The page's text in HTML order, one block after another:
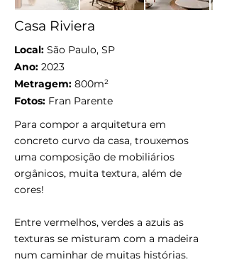
Casa Riviera
Local: São Paulo, SP
Ano: 2023
Metragem: 800m²
Fotos: Fran Parente
Para compor a arquitetura em
concreto curvo da casa, trouxemos
uma composição de mobiliários
orgânicos, muita textura, além de
cores!
Entre vermelhos, verdes a azuis as
texturas se misturam com a madeira
num caminhar de muitas histórias.